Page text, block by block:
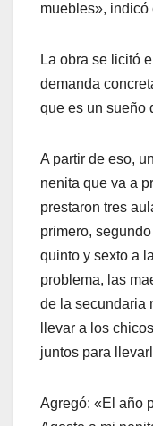
muebles», indicó
La obra se licitó
demanda
que es un sueño
A partir de eso,
nenita que va a
prestaron tres
primero,
quinto y sexto a
problema, las
de la secundaria
llevar a los
juntos para
Agregó: «El año